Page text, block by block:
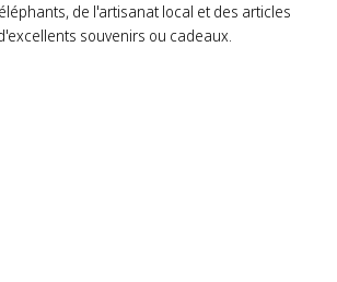
de l'artisanat local et des articles
souvenirs ou cadeaux.